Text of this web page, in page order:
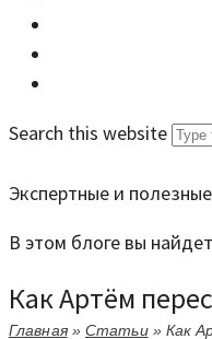
Search this website
Экспертные и
В этом блоге вы
Как Артём
Главная»Статьи» Как